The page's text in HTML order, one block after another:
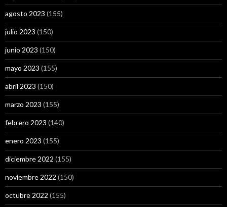
agosto 2023 (155)
julio 2023 (150)
junio 2023 (150)
mayo 2023 (155)
abril 2023 (150)
marzo 2023 (155)
febrero 2023 (140)
enero 2023 (155)
diciembre 2022 (155)
noviembre 2022 (150)
octubre 2022 (155)